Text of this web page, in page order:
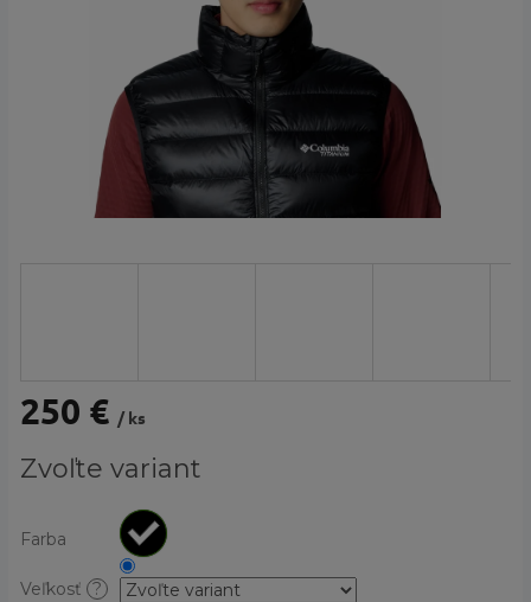
250 € / ks
cena:
Zvoľte variant
Farba
Veľkosť ?